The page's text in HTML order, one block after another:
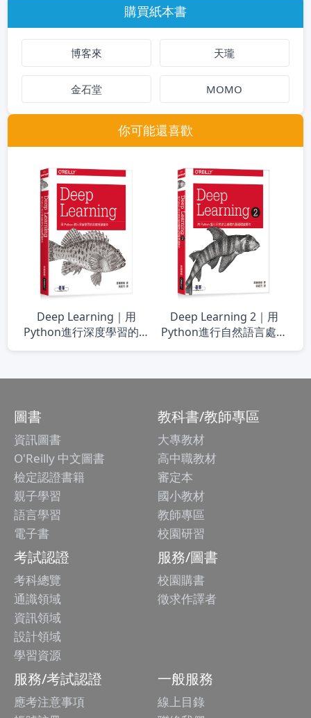
購買紙本書
博客來 天瓏
金石堂 MOMO
你可能還喜歡
Deep Learning｜用
Python進行深度學習的基
礎理論實作
Deep Learning 2｜用
Python進行自然語言處理
的基礎理論實作
圖書
資訊圖書
O'Reilly 中文圖書
檢定認證書籍
親子學習
語言學習
電子書
教科書/教師專區
大專教材
高中職教材
審定本
國小教材
教師專區
校園研習
考試認證
考科總覽
通識領域
資訊領域
設計領域
學習資源
服務/圖書
校園購書
徵求作譯者
服務/考試認證
應考注意事項
一般服務
線上目錄